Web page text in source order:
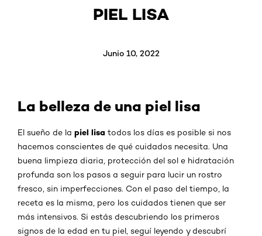
PIEL LISA
Junio 10, 2022
La belleza de una piel lisa
El sueño de la piel lisa todos los días es posible si nos
hacemos conscientes de qué cuidados necesita. Una
buena limpieza diaria, protección del sol e hidratación
profunda son los pasos a seguir para lucir un rostro
fresco, sin imperfecciones. Con el paso del tiempo, la
receta es la misma, pero los cuidados tienen que ser
más intensivos. Si estás descubriendo los primeros
signos de la edad en tu piel, seguí leyendo y descubrí